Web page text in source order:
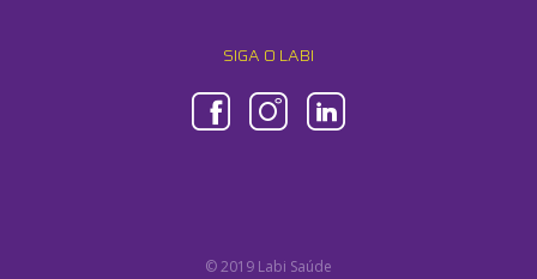
SIGA O LABI
© 2019 Labi Saúde